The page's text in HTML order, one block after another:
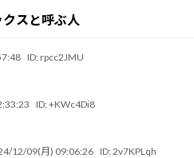
スと呼ぶ人
ID: rpcc2JMU
ID:+KWc4Di8
12/09(月) 09:06:26 ID:2v7KPLqh